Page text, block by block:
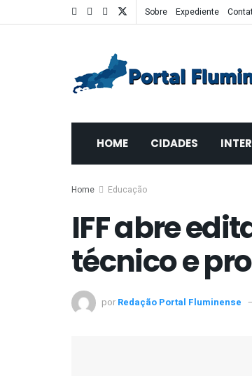
Sobre Expediente
HOME CIDADES
Home Educação
IFF abre
técnico e
por Redação Portal Fluminense